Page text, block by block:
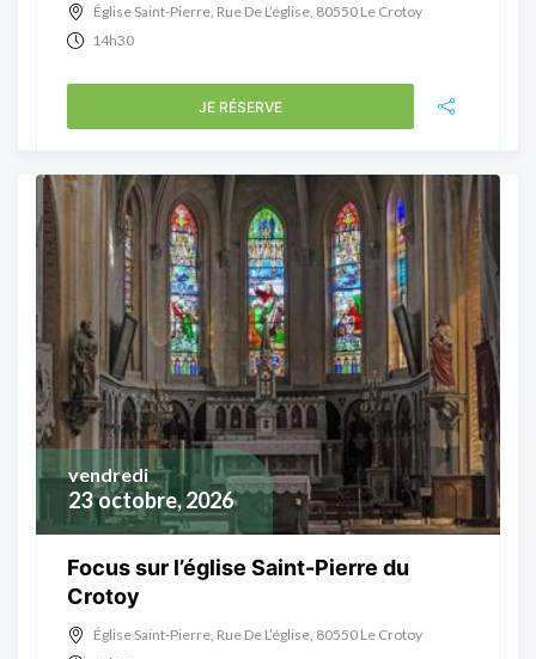
Église Saint-Pierre, Rue De L’église, 80550 Le Crotoy
14h30
JE RÉSERVE
23 octobre, 2026
vendredi
Focus sur l’église Saint-Pierre du
Crotoy
Église Saint-Pierre, Rue De L’église, 80550 Le Crotoy